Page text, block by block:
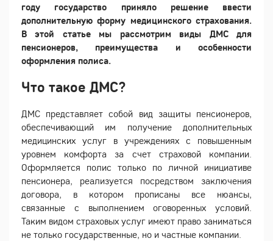
году государство приняло решение ввести
дополнительную форму медицинского страхования.
В этой статье мы рассмотрим виды ДМС для
пенсионеров, преимущества и особенности
оформления полиса.
Что такое ДМС?
ДМС представляет собой вид защиты пенсионеров,
обеспечивающий им получение дополнительных
медицинских услуг в учреждениях с повышенным
уровнем комфорта за счет страховой компании.
Оформляется полис только по личной инициативе
пенсионера, реализуется посредством заключения
договора, в котором прописаны все нюансы,
связанные с выполнением оговоренных условий.
Таким видом страховых услуг имеют право заниматься
не только государственные, но и частные компании.